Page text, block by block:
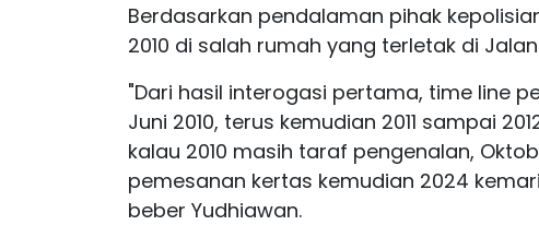
Berdasarkan pendalaman pihak
2010 di salah rumah yang terletak di
"Dari hasil interogasi pertama, time line
Juni 2010, terus kemudian 2011 sampai
kalau 2010 masih taraf pengenalan,
pemesanan kertas kemudian 2024
beber Yudhiawan.